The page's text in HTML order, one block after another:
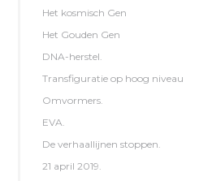
Het kosmisch Gen
Het Gouden Gen
DNA-herstel.
Transfiguratie op hoog niveau
Omvormers.
EVA.
De verhaallijnen stoppen.
21 april 2019.